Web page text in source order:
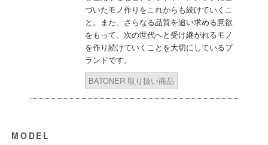
づいたモノ作りをこれからも続けていくこ
と。また、さらなる品質を追い求める意欲
をもって、次の世代へと受け継がれるモノ
を作り続けていくことを大切にしているブ
ランドです。
BATONER 取り扱い商品
MODEL